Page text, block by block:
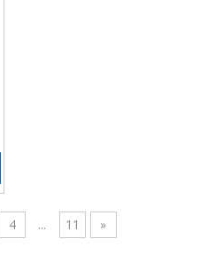
4 ... 11 »